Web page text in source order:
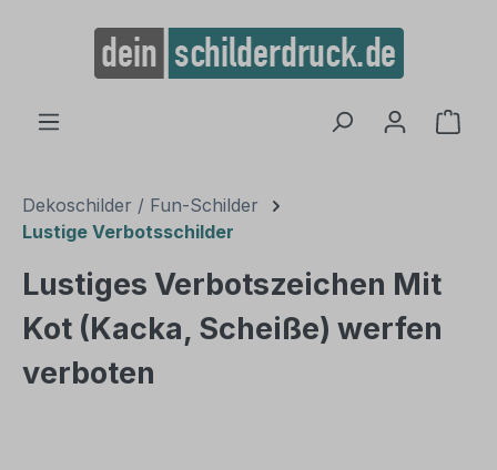
springen
Dekoschilder / Fun-Schilder
Lustige Verbotsschilder
Lustiges Verbotszeichen Mit
Kot (Kacka, Scheiße) werfen
verboten